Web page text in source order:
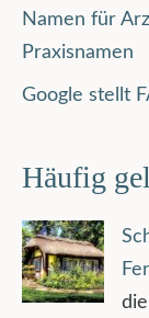
Namen für
Praxisnamen
Google stellt
Häufig